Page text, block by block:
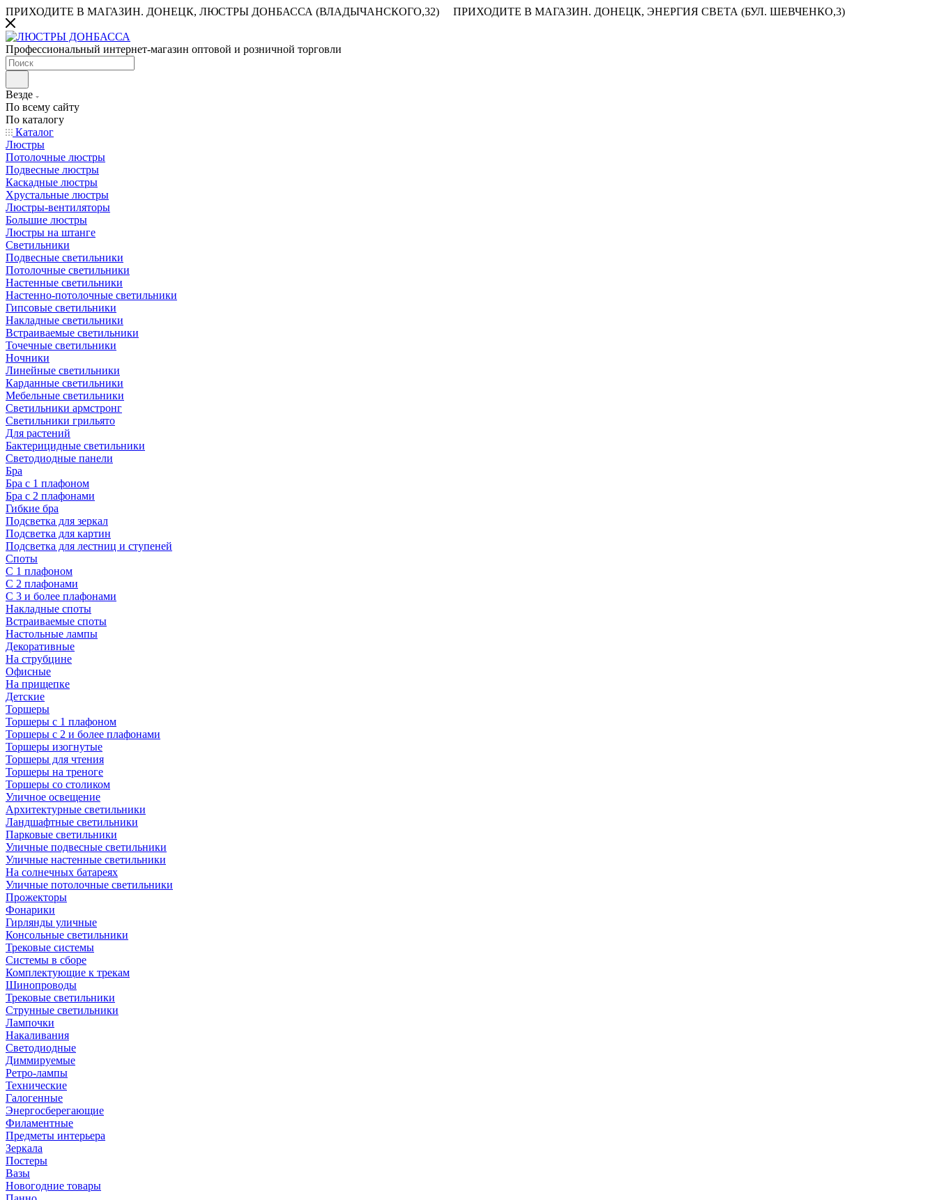
ПРИХОДИТЕ В МАГАЗИН. ДОНЕЦК, ЛЮСТРЫ ДОНБАССА (ВЛАДЫЧАНСКОГО,32) ПРИХОДИТЕ В МАГАЗИН. ДОНЕЦК, ЭНЕРГИЯ СВЕТА (БУЛ. ШЕВЧЕНКО,3)
Профессиональный интернет-магазин оптовой и розничной торговли
Везде
По всему сайту
По каталогу
Каталог
Люстры
Потолочные люстры
Подвесные люстры
Каскадные люстры
Хрустальные люстры
Люстры-вентиляторы
Большие люстры
Люстры на штанге
Светильники
Подвесные светильники
Потолочные светильники
Настенные светильники
Настенно-потолочные светильники
Гипсовые светильники
Накладные светильники
Встраиваемые светильники
Точечные светильники
Ночники
Линейные светильники
Карданные светильники
Мебельные светильники
Светильники армстронг
Светильники грильято
Для растений
Бактерицидные светильники
Светодиодные панели
Бра
Бра с 1 плафоном
Бра с 2 плафонами
Гибкие бра
Подсветка для зеркал
Подсветка для картин
Подсветка для лестниц и ступеней
Споты
С 1 плафоном
С 2 плафонами
С 3 и более плафонами
Накладные споты
Встраиваемые споты
Настольные лампы
Декоративные
На струбцине
Офисные
На прищепке
Детские
Торшеры
Торшеры с 1 плафоном
Торшеры с 2 и более плафонами
Торшеры изогнутые
Торшеры для чтения
Торшеры на треноге
Торшеры со столиком
Уличное освещение
Архитектурные светильники
Ландшафтные светильники
Парковые светильники
Уличные подвесные светильники
Уличные настенные светильники
На солнечных батареях
Уличные потолочные светильники
Прожекторы
Фонарики
Гирлянды уличные
Консольные светильники
Трековые системы
Системы в сборе
Комплектующие к трекам
Шинопроводы
Трековые светильники
Струнные светильники
Лампочки
Накаливания
Светодиодные
Диммируемые
Ретро-лампы
Технические
Галогенные
Энергосберегающие
Филаментные
Предметы интерьера
Зеркала
Постеры
Вазы
Новогодние товары